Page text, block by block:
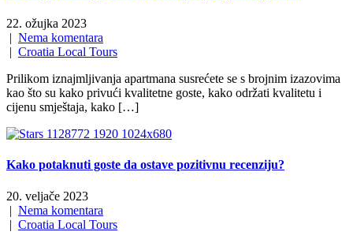
22. ožujka 2023
| Nema komentara
| Croatia Local Tours
Prilikom iznajmljivanja apartmana susrećete se s brojnim izazovima
kao što su kako privući kvalitetne goste, kako održati kvalitetu i
cijenu smještaja, kako […]
Kako potaknuti goste da ostave pozitivnu recenziju?
20. veljače 2023
| Nema komentara
| Croatia Local Tours